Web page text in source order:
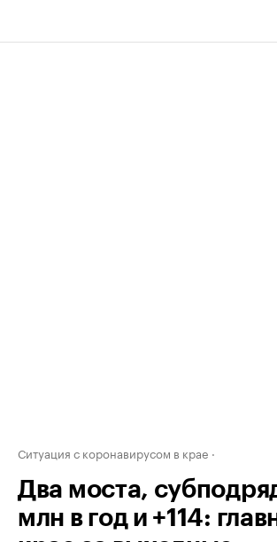
Ситуация с коронавирусом в крае
Два моста,
млн в год и +114: